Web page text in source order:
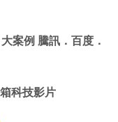
案例 騰訊．百度．
科技影片